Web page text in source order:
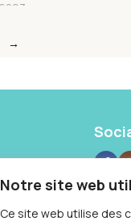
Notre site web
Ce site web utilise des
→
87
: 9h à